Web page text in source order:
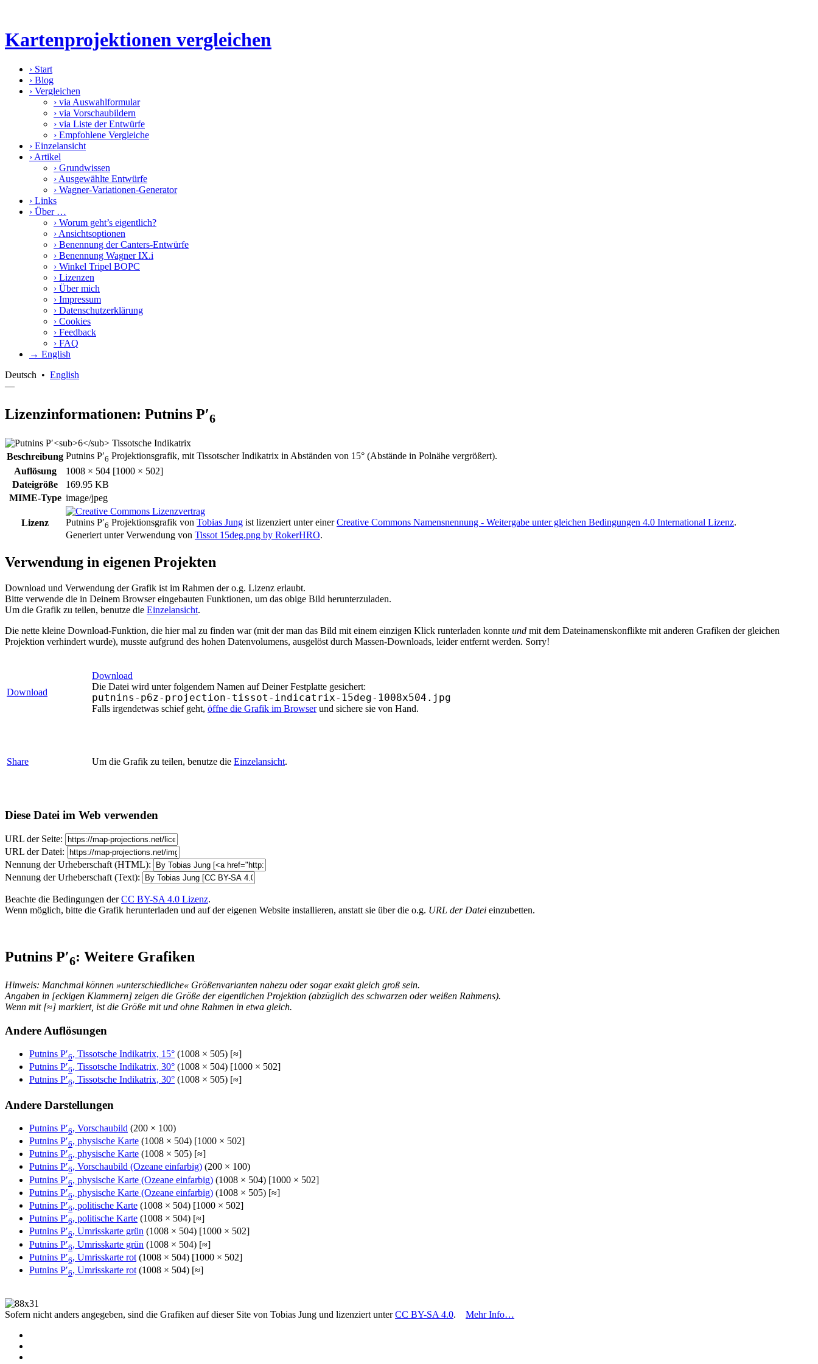
Kartenprojektionen vergleichen
› Start
› Blog
› Vergleichen
› via Auswahlformular
› via Vorschaubildern
› via Liste der Entwürfe
› Empfohlene Vergleiche
› Einzelansicht
› Artikel
› Grundwissen
› Ausgewählte Entwürfe
› Wagner-Variationen-Generator
› Links
› Über …
› Worum geht’s eigentlich?
› Ansichtsoptionen
› Benennung der Canters-Entwürfe
› Benennung Wagner IX.i
› Winkel Tripel BOPC
› Lizenzen
› Über mich
› Impressum
› Datenschutzerklärung
› Cookies
› Feedback
› FAQ
→ English
Deutsch • English
—
Lizenzinformationen: Putnins P′6
Beschreibung Putnins P′6 Projektionsgrafik, mit Tissotscher Indikatrix in Abständen von 15° (Abstände in Polnähe vergrößert).
Auflösung
1008 × 504 [1000 × 502]
Dateigröße
169.95 KB
MIME-Type image/jpeg
Lizenz Putnins P′6 Projektionsgrafik von Tobias Jung ist lizenziert unter einerCreative Commons Namensnennung - Weitergabe unter gleichen Bedingungen 4.0 International Lizenz.
Generiert unter Verwendung von Tissot 15deg.png by RokerHRO.
Verwendung in eigenen Projekten
Download und Verwendung der Grafik ist im Rahmen der o.g. Lizenz erlaubt.
Bitte verwende die in Deinem Browser eingebauten Funktionen, um das obige Bild herunterzuladen.
Um die Grafik zu teilen, benutze die Einzelansicht.
Die nette kleine Download-Funktion, die hier mal zu finden war (mit der man das Bild mit einem einzigen Klick runterladen konnte und mit dem Dateinamenskonflikte mit anderen Grafiken der gleichen
Projektion verhindert wurde), musste aufgrund des hohen Datenvolumens, ausgelöst durch Massen-Downloads, leider entfernt werden. Sorry!
Download
Download
Die Datei wird unter folgendem Namen auf Deiner Festplatte gesichert:
putnins-p6z-projection-tissot-indicatrix-15deg-1008x504.jpg
Falls irgendetwas schief geht, öffne die Grafik im Browserund sichere sie von Hand.
Share Um die Grafik zu teilen, benutze die Einzelansicht.
Diese Datei im Web verwenden
URL der Seite:
URL der Datei:
Nennung der Urheberschaft (HTML):
Nennung der Urheberschaft (Text):
Beachte die Bedingungen derCC BY-SA 4.0 Lizenz.
Wenn möglich, bitte die Grafik herunterladen und auf der eigenen Website installieren, anstatt sie über die o.g. URL der Datei einzubetten.
Putnins P′6: Weitere Grafiken
Hinweis: Manchmal können »unterschiedliche« Größenvarianten nahezu oder sogar exakt gleich groß sein.
Angaben in [eckigen Klammern] zeigen die Größe der eigentlichen Projektion (abzüglich des schwarzen oder weißen Rahmens).
Wenn mit [≈] markiert, ist die Größe mit und ohne Rahmen in etwa gleich.
Andere Auflösungen
Putnins P′6, Tissotsche Indikatrix, 15° (1008 × 505) [≈]
Putnins P′6, Tissotsche Indikatrix, 30° (1008 × 504) [1000 × 502]
Putnins P′6, Tissotsche Indikatrix, 30° (1008 × 505) [≈]
Andere Darstellungen
Putnins P′6, Vorschaubild (200 × 100)
Putnins P′6, physische Karte (1008 × 504) [1000 × 502]
Putnins P′6, physische Karte (1008 × 505) [≈]
Putnins P′6, Vorschaubild (Ozeane einfarbig) (200 × 100)
Putnins P′6, physische Karte (Ozeane einfarbig) (1008 × 504) [1000 × 502]
Putnins P′6, physische Karte (Ozeane einfarbig) (1008 × 505) [≈]
Putnins P′6, politische Karte (1008 × 504) [1000 × 502]
Putnins P′6, politische Karte (1008 × 504) [≈]
Putnins P′6, Umrisskarte grün (1008 × 504) [1000 × 502]
Putnins P′6, Umrisskarte grün (1008 × 504) [≈]
Putnins P′6, Umrisskarte rot (1008 × 504) [1000 × 502]
Putnins P′6, Umrisskarte rot (1008 × 504) [≈]
Sofern nicht anders angegeben, sind die Grafiken auf dieser Site von Tobias Jung und lizenziert unterCC BY-SA 4.0. Mehr Info…